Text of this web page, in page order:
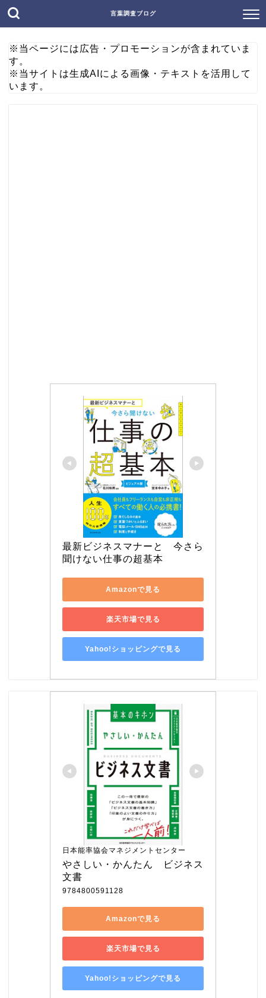
言葉調査ブログ
※当ページには広告・プロモーションが含まれていま
す。
※当サイトは生成AIによる画像・テキストを活用して
います。
最新ビジネスマナーと　今さら
聞けない仕事の超基本
Amazonで見る
楽天市場で見る
Yahoo!ショッピングで見る
日本能率協会マネジメントセンター
やさしい・かんたん　ビジネス
文書
9784800591128
Amazonで見る
楽天市場で見る
Yahoo!ショッピングで見る